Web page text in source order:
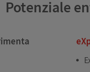
Potenziale